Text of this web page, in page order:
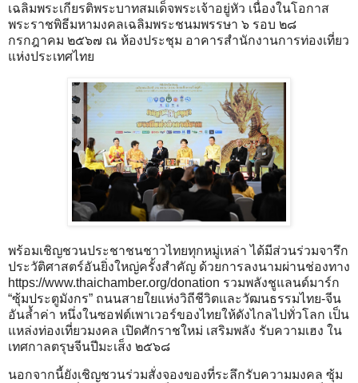
เฉลิมพระเกียรติพระบาทสมเด็จพระเจ้าอยู่หัว เนื่องในโอกาส
พระราชพิธีมหามงคลเฉลิมพระชนมพรรษา ๖ รอบ ๒๘
กรกฎาคม ๒๕๖๗ ณ ห้องประชุม อาคารสำนักงานการท่องเที่ยว
แห่งประเทศไทย
พร้อมเชิญชวนประชาชนชาวไทยทุกหมู่เหล่า ได้มีส่วนร่วมจารึก
ประวัติศาสตร์อันยิ่งใหญ่ครั้งสำคัญ ด้วยการลงนามผ่านช่องทาง
https://www.thaichamber.org/donation รวมพลังชูแลนด์มาร์ก
“ซุ้มประตูมังกร” ถนนสายใยแห่งวิถีชีวิตและวัฒนธรรมไทย-จีน
อันล้ำค่า หนึ่งในซอฟต์เพาเวอร์ของไทยให้ดังไกลไปทั่วโลก เป็น
แหล่งท่องเที่ยวมงคล เปิดศักราชใหม่ เสริมพลัง รับความเฮง ใน
เทศกาลตรุษจีนปีมะเส็ง ๒๕๖๘
นอกจากนี้ยังเชิญชวนร่วมสั่งจองของที่ระลึกรับความมงคล ซุ้ม